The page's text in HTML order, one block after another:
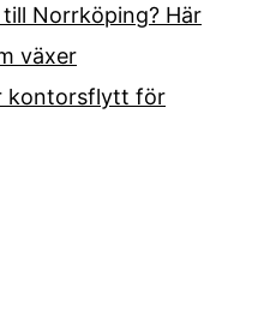
Norrköping? Här
växer
kontorsflytt för